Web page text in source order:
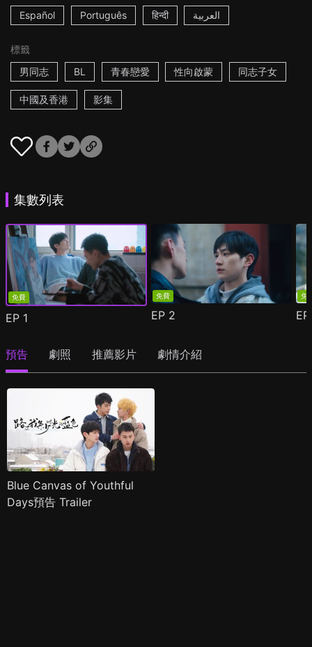
Español Português हिन्दी العربية
標籤
男同志
BL 青春戀愛 性向啟蒙 同志子女
中國及香港 影集
集數列表
免費
EP 1
免費
EP 2
免
預告 劇照 推薦影片 劇情介紹
Blue Canvas of Youthful
Days預告 Trailer